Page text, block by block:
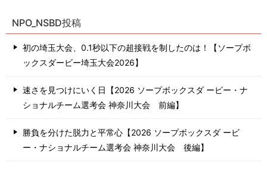
NPO_NSBD投稿
初の埼玉大会、0.1秒以下の超接戦を制したのは！【ソープボ
ックスダービー埼玉大会2026】
速さを見つけにいく日【2026 ソープボックスダ ービー・ナ
ショナルチーム選考会 神奈川⼤会 前編】
勝負を分けた脱力と平常心【2026 ソープボックスダ ービ
ー・ナショナルチーム選考会 神奈川⼤会 後編】